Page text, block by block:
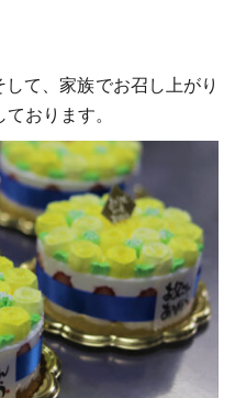
て、家族でお召し上がり
おります。